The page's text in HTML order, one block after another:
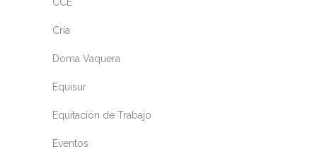
Cría
Doma Vaquera
Equisur
Equitación de Trabajo
Eventos